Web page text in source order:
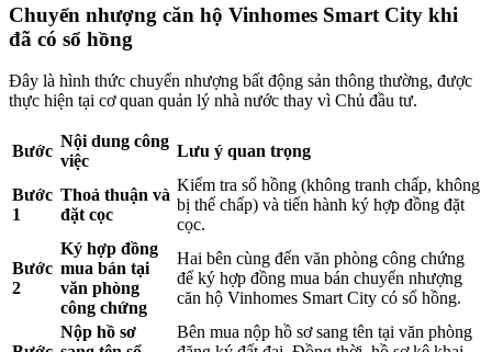
Chuyển nhượng căn hộ Vinhomes Smart City khi
đã có sổ hồng
Đây là hình thức chuyển nhượng bất động sản thông thường, được
thực hiện tại cơ quan quản lý nhà nước thay vì Chủ đầu tư.
Bước
Nội dung công
việc
Lưu ý quan trọng
Bước
1
Thoả thuận và
đặt cọc
Kiểm tra sổ hồng (không tranh chấp, không
bị thế chấp) và tiến hành ký hợp đồng đặt
cọc.
Bước
2
Ký hợp đồng
mua bán tại
văn phòng
công chứng
Hai bên cùng đến văn phòng công chứng
để ký hợp đồng mua bán chuyển nhượng
căn hộ Vinhomes Smart City có sổ hồng.
Nộp hồ sơ
Bên mua nộp hồ sơ sang tên tại văn phòng